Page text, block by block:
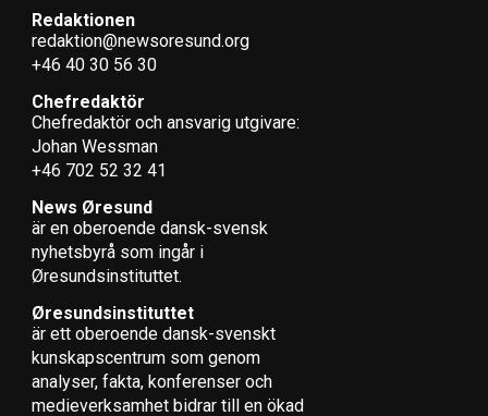
Redaktionen
redaktion@newsoresund.org
+46 40 30 56 30
Chefredaktör
Chefredaktör och ansvarig utgivare:
Johan Wessman
+46 702 52 32 41
News Øresund
är en oberoende dansk-svensk
nyhets­byrå som ingår i
Øresundsinstituttet.
Øresundsinstituttet
är ett oberoende dansk-svenskt
kunskapscentrum som genom
analyser, fakta, konferenser och
medieverksamhet bidrar till en ökad